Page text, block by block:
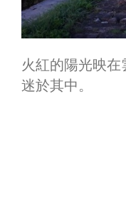
火紅的陽光映
迷於其中。